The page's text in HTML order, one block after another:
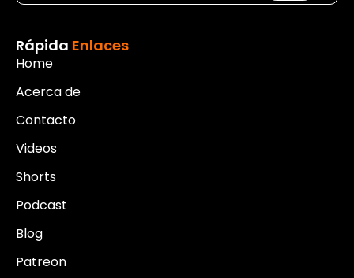
Rápida Enlaces
Home
Acerca de
Contacto
Videos
Shorts
Podcast
Blog
Patreon